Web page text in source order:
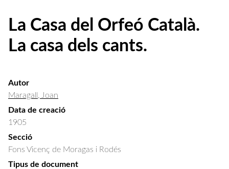
La Casa del Orfeó Català.
La casa dels cants.
Autor
Maragall, Joan
Data de creació
1905
Secció
Fons Vicenç de Moragas i Rodés
Tipus de document